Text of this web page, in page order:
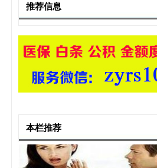
推荐信息
本栏推荐